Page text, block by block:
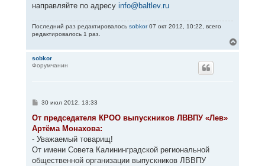
направляйте по адресу info@baltlev.ru
Последний раз редактировалось sobkor07 окт 2012, 10:22, всего
редактировалось 1 раз.
е
sobkor
Форумчанин
С
о
щ
е
и
е
30 июл 2012, 13:33
От председателя КРОО выпускников ЛВВПУ «Лев»
Артёма Монахова:
- Уважаемый товарищ!
От имени Совета Калининградской региональной
общественной организации выпускников ЛВВПУ